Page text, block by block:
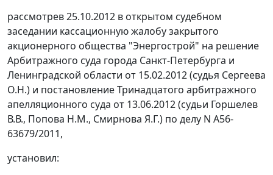
рассмотрев 25.10.2012 в открытом судебном
заседании кассационную жалобу закрытого
акционерного общества "Энергострой" на решение
Арбитражного суда города Санкт-Петербурга и
Ленинградской области от 15.02.2012 (судья Сергеева
О.Н.) и постановление Тринадцатого арбитражного
апелляционного суда от 13.06.2012 (судьи Горшелев
В.В., Попова Н.М., Смирнова Я.Г.) по делу N А56-
63679/2011,
установил: